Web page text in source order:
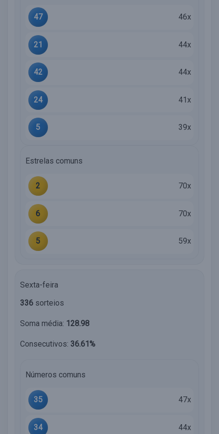
47 46x
21 44x
42 44x
24 41x
5 39x
Estrelas comuns
2 70x
6 70x
5 59x
Sexta-feira
336 sorteios
Soma média: 128.98
Consecutivos: 36.61%
Números comuns
35 47x
34 44x